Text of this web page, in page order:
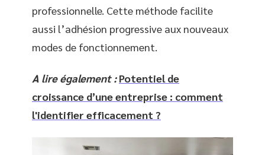
professionnelle. Cette méthode facilite
aussi l’adhésion progressive aux nouveaux
modes de fonctionnement.
A lire également : Potentiel de
croissance d’une entreprise : comment
l'identifier efficacement ?